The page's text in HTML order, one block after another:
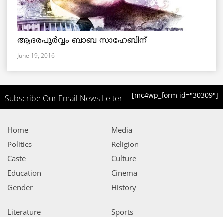
ആദരപൂര്‍വ്വം ബാബ സാഹേബിന്
June 19, 2016
Subscribe Our Email News Letter [mc4wp_form id="30309"]
Home
Politics
Caste
Education
Gender
Media
Religion
Culture
Cinema
History
Literature
Sports